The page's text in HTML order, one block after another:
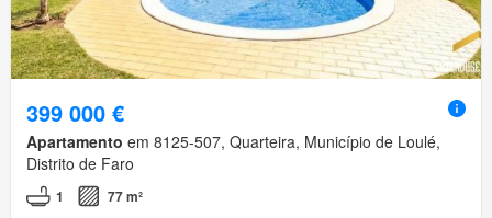
399 000 €
Apartamento em 8125-507, Quarteira, Município de Loulé,
Distrito de Faro
1 77 m²